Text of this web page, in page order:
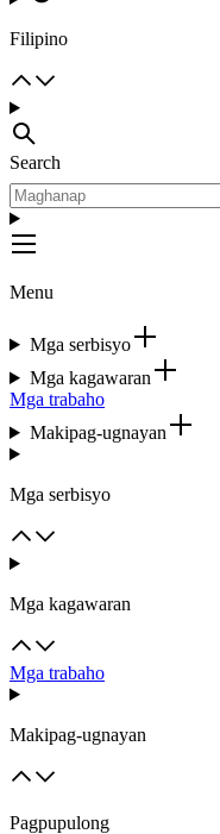
Filipino
Search
Menu
Mga serbisyo
Mga kagawaran
Mga trabaho
Makipag-ugnayan
Mga serbisyo
Mga kagawaran
Mga trabaho
Makipag-ugnayan
Pagpupulong